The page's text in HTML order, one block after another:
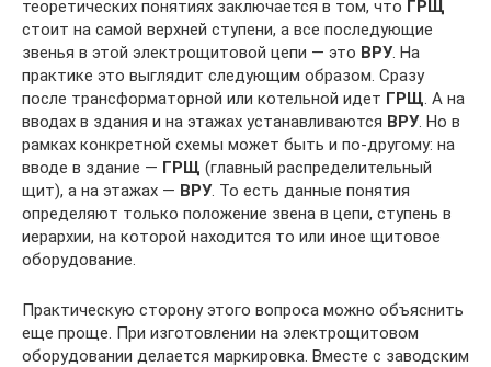
теоретических понятиях заключается в том, что ГРЩ
стоит на самой верхней ступени, а все последующие
звенья в этой электрощитовой цепи — это ВРУ. На
практике это выглядит следующим образом. Сразу
после трансформаторной или котельной идет ГРЩ . А на
вводах в здания и на этажах устанавливаются ВРУ. Но в
рамках конкретной схемы может быть и по-другому: на
вводе в здание — ГРЩ (главный распределительный
щит), а на этажах — ВРУ. То есть данные понятия
определяют только положение звена в цепи, ступень в
иерархии, на которой находится то или иное щитовое
оборудование.
Практическую сторону этого вопроса можно объяснить
еще проще. При изготовлении на электрощитовом
оборудовании делается маркировка. Вместе с заводским